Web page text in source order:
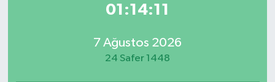
01:14:11
7 Ağustos 2026
24 Safer 1448